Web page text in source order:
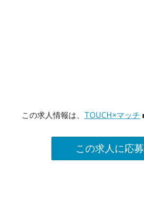
この求人情報は、 TOUCH×マッチ
この求人に応募